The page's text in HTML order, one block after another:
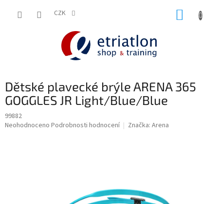
CZK
Dětské plavecké brýle ARENA 365
GOGGLES JR Light/Blue/Blue
99882
Průměrné
Neohodnoceno Podrobnosti hodnocení Značka: Arena
shop.etriatlon.cz - Chat